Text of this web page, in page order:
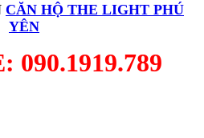
CĂN HỘ THE LIGHT PHÚ
YÊN
090.1919.789